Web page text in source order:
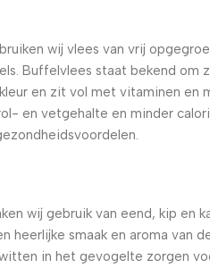
wij vlees van vrij
Buffelvlees staat bekend om
en zit vol met vitaminen en
en vetgehalte en minder
wij gebruik van eend, kip en
heerlijke smaak en aroma van
in het gevogelte zorgen